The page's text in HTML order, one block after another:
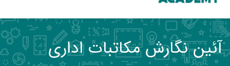
آئين نگارش مكاتبات اداري